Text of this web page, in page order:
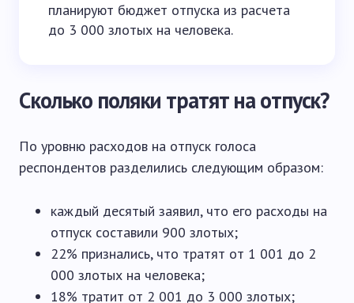
планируют бюджет отпуска из расчета
до 3 000 злотых на человека.
Сколько поляки тратят на отпуск?
По уровню расходов на отпуск голоса
респондентов разделились следующим образом:
каждый десятый заявил, что его расходы на
отпуск составили 900 злотых;
22% признались, что тратят от 1 001 до 2
000 злотых на человека;
18% тратит от 2 001 до 3 000 злотых;